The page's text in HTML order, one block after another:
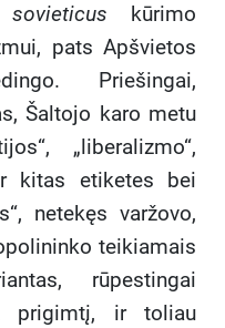
kūrimo
pats Apšvietos
Priešingai,
Šaltojo karo metu
„liberalizmo“,
ir kitas etiketes bei
netekęs varžovo,
teikiamais
rūpestingai
prigimtį, ir toliau